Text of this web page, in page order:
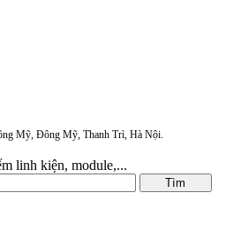
Mỹ, Đông Mỹ, Thanh Trì, Hà Nội.
linh kiện, module,...